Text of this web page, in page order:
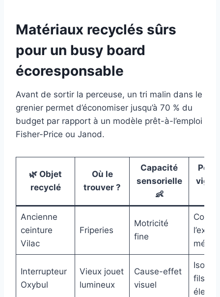
Matériaux recyclés sûrs
pour un busy board
écoresponsable
Avant de sortir la perceuse, un tri malin dans le
grenier permet d’économiser jusqu’à 70 % du
budget par rapport à un modèle prêt-à-l’emploi
Fisher-Price ou Janod.
🌿 Objet
recyclé
Où le
trouver ?
Capacité
sensorielle
👶
Ancienne
ceinture
Vilac
Friperies
Motricité
fine
Interrupteur
Oxybul
Vieux jouet
lumineux
Cause-effet
visuel
Isoler
fils